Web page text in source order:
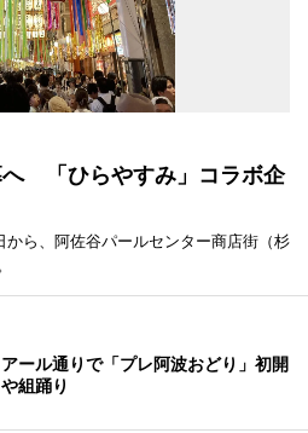
へ 「ひらやすみ」コラボ企
から、阿佐谷パールセンター商店街（杉
ール通りで「プレ阿波おどり」初開
組踊り